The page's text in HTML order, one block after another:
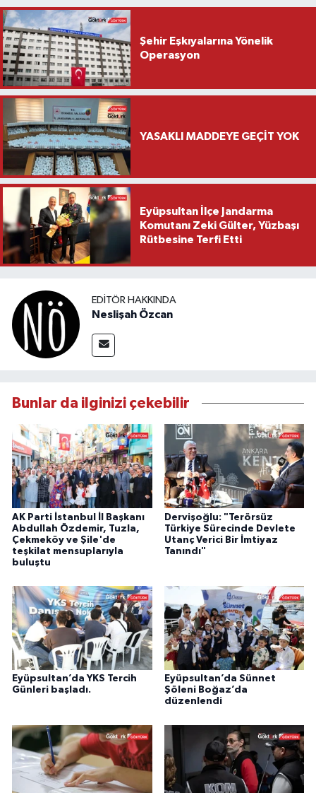
Şehir Eşkıyalarına Yönelik
Operasyon
YASAKLI MADDEYE GEÇİT YOK
Eyüpsultan İlçe Jandarma
Komutanı Zeki Gülter, Yüzbaşı
Rütbesine Terfi Etti
EDITÖR HAKKINDA
Neslişah Özcan
Bunlar da ilginizi çekebilir
AK Parti İstanbul İl Başkanı
Abdullah Özdemir, Tuzla,
Çekmeköy ve Şile'de
teşkilat mensuplarıyla
buluştu
Dervişoğlu: "Terörsüz
Türkiye Sürecinde Devlete
Utanç Verici Bir İmtiyaz
Tanındı"
Eyüpsultan’da YKS Tercih
Günleri başladı.
Eyüpsultan’da Sünnet
Şöleni Boğaz’da
düzenlendi